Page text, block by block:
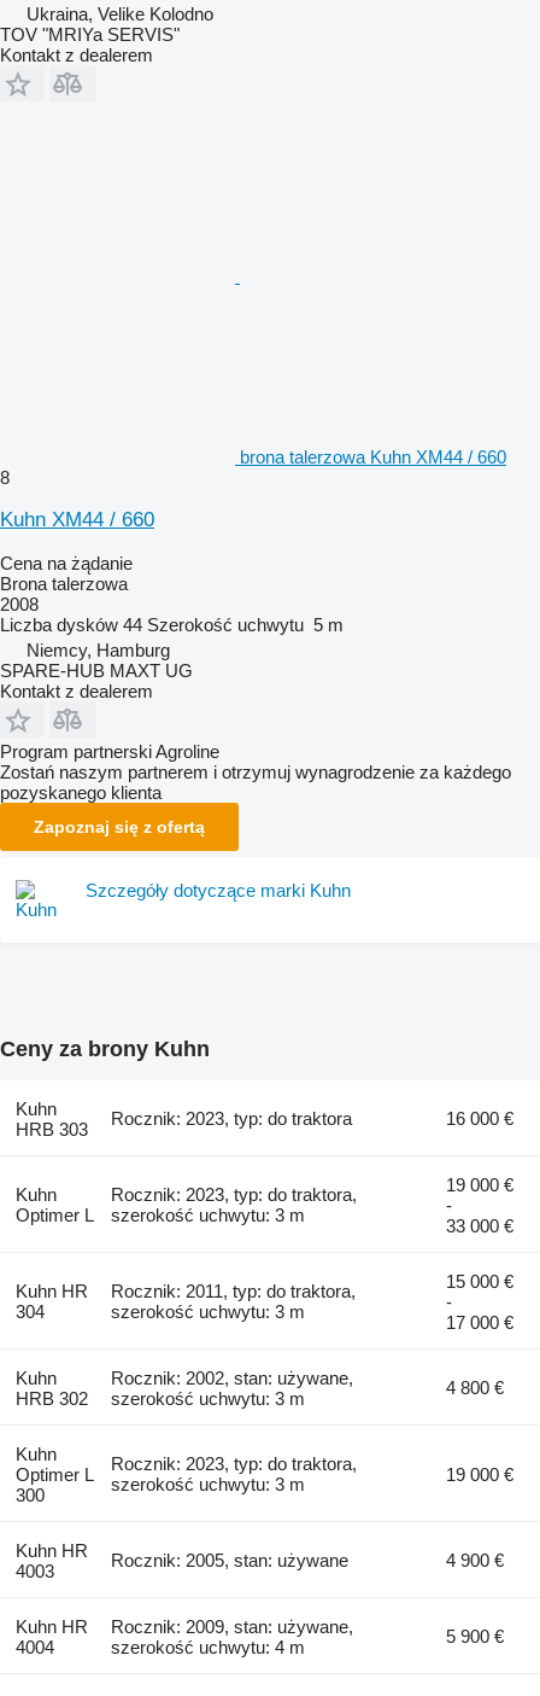
Ukraina, Velike Kolodno
TOV "MRIYa SERVIS"
Kontakt z dealerem
brona talerzowa Kuhn XM44 / 660
8
Kuhn XM44 / 660
Cena na żądanie
Brona talerzowa
2008
Liczba dysków 44 Szerokość uchwytu 5 m
Niemcy, Hamburg
SPARE-HUB MAXT UG
Kontakt z dealerem
Program partnerski Agroline
Zostań naszym partnerem i otrzymuj wynagrodzenie za każdego
pozyskanego klienta
Zapoznaj się z ofertą
Szczegóły dotyczące marki Kuhn
Ceny za brony Kuhn
Kuhn
HRB 303
Rocznik: 2023, typ: do traktora 16 000 €
Kuhn
Optimer L
Rocznik: 2023, typ: do traktora,
szerokość uchwytu: 3 m
19 000 €
-
33 000 €
Kuhn HR
304
Rocznik: 2011, typ: do traktora,
szerokość uchwytu: 3 m
15 000 €
-
17 000 €
Kuhn
HRB 302
Rocznik: 2002, stan: używane,
szerokość uchwytu: 3 m
4 800 €
Kuhn
Optimer L
300
Rocznik: 2023, typ: do traktora,
szerokość uchwytu: 3 m
19 000 €
Kuhn HR
4003
Rocznik: 2005, stan: używane 4 900 €
Kuhn HR
4004
Rocznik: 2009, stan: używane,
szerokość uchwytu: 4 m
5 900 €